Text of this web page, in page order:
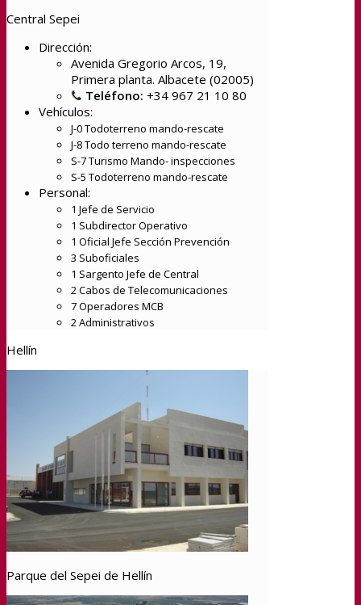
Central Sepei
Dirección:
Avenida Gregorio Arcos, 19,
Primera planta. Albacete (02005)
Teléfono: +34 967 21 10 80
Vehículos:
J-0 Todoterreno mando-rescate
J-8 Todo terreno mando-rescate
S-7 Turismo Mando- inspecciones
S-5 Todoterreno mando-rescate
Personal:
1 Jefe de Servicio
1 Subdirector Operativo
1 Oficial Jefe Sección Prevención
3 Suboficiales
1 Sargento Jefe de Central
2 Cabos de Telecomunicaciones
7 Operadores MCB
2 Administrativos
Hellín
Parque del Sepei de Hellín